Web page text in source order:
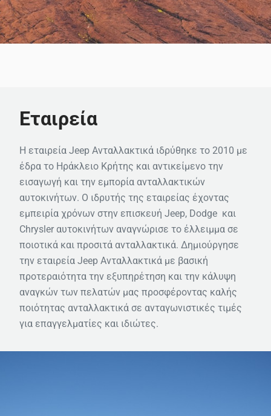
Εταιρεία
Η εταιρεία Jeep Ανταλλακτικά ιδρύθηκε το 2010 με
έδρα το Ηράκλειο Κρήτης και αντικείμενο την
εισαγωγή και την εμπορία ανταλλακτικών
αυτοκινήτων. Ο ιδρυτής της εταιρείας έχοντας
εμπειρία χρόνων στην επισκευή Jeep, Dodge και
Chrysler αυτοκινήτων αναγνώρισε το έλλειμμα σε
ποιοτικά και προσιτά ανταλλακτικά. Δημιούργησε
την εταιρεία Jeep Ανταλλακτικά με βασική
προτεραιότητα την εξυπηρέτηση και την κάλυψη
αναγκών των πελατών μας προσφέροντας καλής
ποιότητας ανταλλακτικά σε ανταγωνιστικές τιμές
για επαγγελματίες και ιδιώτες.